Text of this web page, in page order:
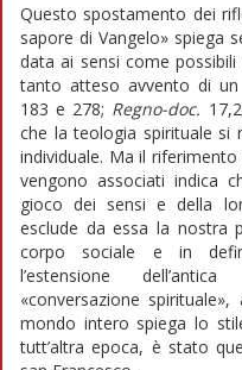
Questo spostamento dei
sapore di Vangelo» spiega
data ai sensi come
tanto atteso avvento di
183 e 278; Regno-doc.
che la teologia spirituale si
individuale. Ma il
vengono associati indica
gioco dei sensi e della
esclude da essa la nostra
corpo sociale e in
l’estensione
«conversazione
mondo intero spiega lo
tutt’altra epoca, è stato